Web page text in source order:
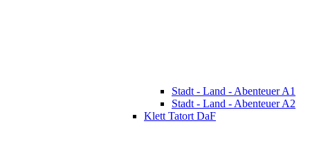
Stadt - Land - Abenteuer A1
Stadt - Land - Abenteuer A2
Klett Tatort DaF